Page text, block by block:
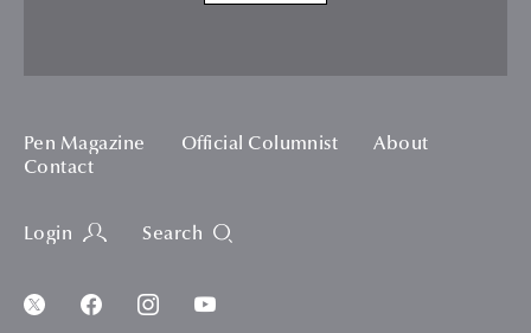
Pen Magazine Official Columnist
About
Contact
Login Search